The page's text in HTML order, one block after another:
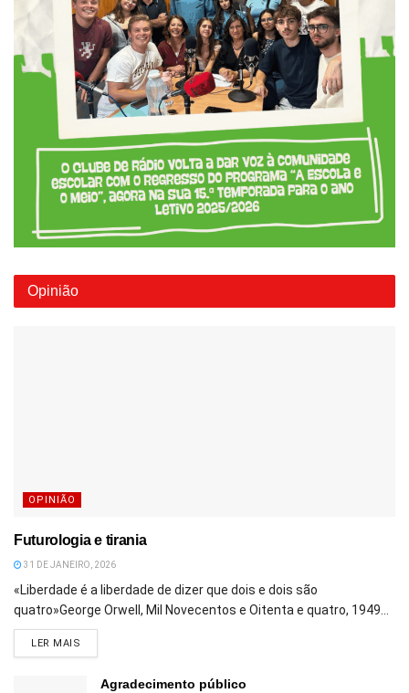
Opinião
OPINIÃO
Futurologia e tirania
31 DE JANEIRO, 2026
«Liberdade é a liberdade de dizer que dois e dois são
quatro»George Orwell, Mil Novecentos e Oitenta e quatro, 1949...
LER MAIS
Agradecimento público